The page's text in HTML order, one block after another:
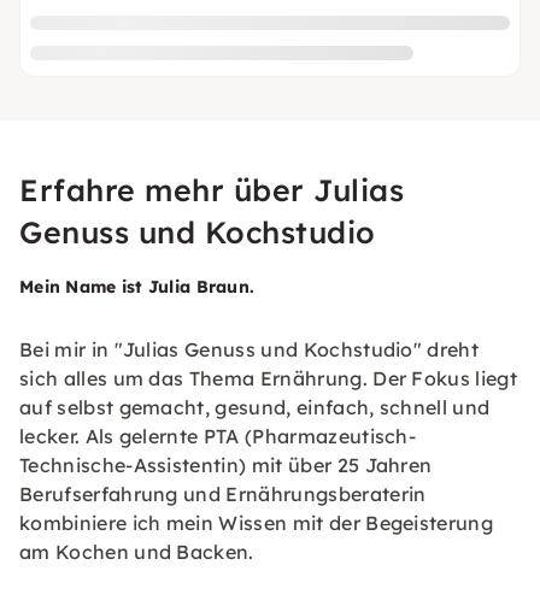
Erfahre mehr über Julias
Genuss und Kochstudio
Mein Name ist Julia Braun.
Bei mir in "Julias Genuss und Kochstudio" dreht
sich alles um das Thema Ernährung. Der Fokus liegt
auf selbst gemacht, gesund, einfach, schnell und
lecker. Als gelernte PTA (Pharmazeutisch-
Technische-Assistentin) mit über 25 Jahren
Berufserfahrung und Ernährungsberaterin
kombiniere ich mein Wissen mit der Begeisterung
am Kochen und Backen.